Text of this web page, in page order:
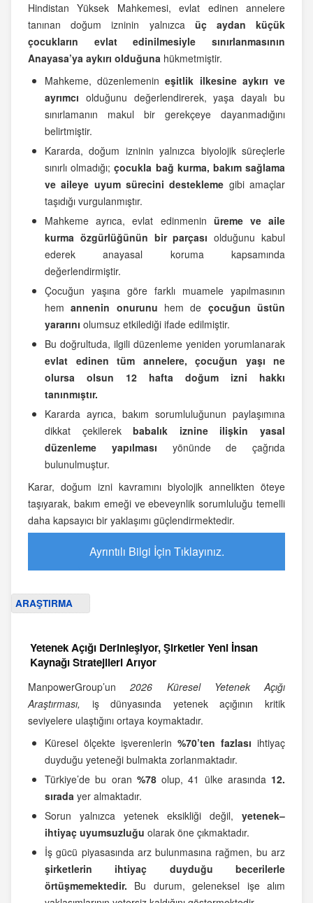
Hindistan Yüksek Mahkemesi, evlat edinen annelere
tanınan doğum izninin yalnızca üç aydan küçük
çocukların evlat edinilmesiyle sınırlanmasının
Anayasa’ya aykırı olduğuna hükmetmiştir.
Mahkeme, düzenlemenineşitlik ilkesine aykırı ve
ayrımcı olduğunu değerlendirerek, yaşa dayalı bu
sınırlamanın makul bir gerekçeye dayanmadığını
belirtmiştir.
Kararda, doğum izninin yalnızca biyolojik süreçlerle
sınırlı olmadığı;çocukla bağ kurma, bakım sağlama
ve aileye uyum sürecini destekleme gibi amaçlar
taşıdığı vurgulanmıştır.
Mahkeme ayrıca, evlat edinmenin üreme ve aile
kurma özgürlüğünün bir parçası olduğunu kabul
ederek anayasal koruma kapsamında
değerlendirmiştir.
Çocuğun yaşına göre farklı muamele yapılmasının
hemannenin onurunu hem de çocuğun üstün
yararını olumsuz etkilediği ifade edilmiştir.
Bu doğrultuda, ilgili düzenleme yeniden yorumlanarak
evlat edinen tüm annelere, çocuğun yaşı ne
olursa olsun 12 hafta doğum izni hakkı
tanınmıştır.
Kararda ayrıca, bakım sorumluluğunun paylaşımına
dikkat çekilerekbabalık iznine ilişkin yasal
düzenleme yapılması yönünde de çağrıda
bulunulmuştur.
Karar, doğum izni kavramını biyolojik annelikten öteye
taşıyarak, bakım emeği ve ebeveynlik sorumluluğu temelli
daha kapsayıcı bir yaklaşımı güçlendirmektedir.
Ayrıntılı Bilgi İçin Tıklayınız.
ARAŞTIRMA
Yetenek Açığı Derinleşiyor, Şirketler Yeni İnsan
Kaynağı Stratejileri Arıyor
ManpowerGroup’un2026 Küresel Yetenek Açığı
Araştırması, iş dünyasında yetenek açığının kritik
seviyelere ulaştığını ortaya koymaktadır.
Küresel ölçekte işverenlerin %70’ten fazlası ihtiyaç
duyduğu yeteneği bulmakta zorlanmaktadır.
Türkiye’de bu oran %78olup, 41 ülke arasında 12.
sırada yer almaktadır.
Sorun yalnızca yetenek eksikliği değil, yetenek–
ihtiyaç uyumsuzluğu olarak öne çıkmaktadır.
İş gücü piyasasında arz bulunmasına rağmen, bu arz
şirketlerin ihtiyaç duyduğu becerilerle
örtüşmemektedir. Bu durum, geleneksel işe alım